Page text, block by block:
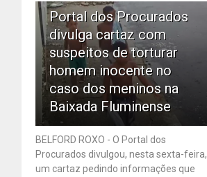
Portal dos Procurados
divulga cartaz com
suspeitos de torturar
homem inocente no
caso dos meninos na
Baixada Fluminense
BELFORD ROXO - O Portal dos
Procurados divulgou, nesta sexta-feira,
um cartaz pedindo informações que